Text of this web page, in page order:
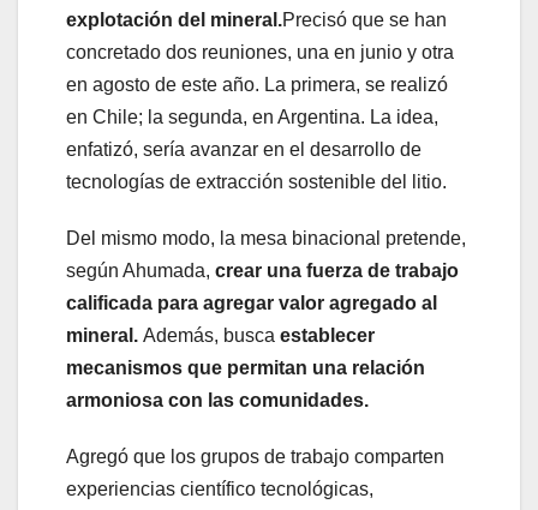
explotación del mineral.Precisó que se han
concretado dos reuniones, una en junio y otra
en agosto de este año. La primera, se realizó
en Chile; la segunda, en Argentina. La idea,
enfatizó, sería avanzar en el desarrollo de
tecnologías de extracción sostenible del litio.
Del mismo modo, la mesa binacional pretende,
según Ahumada, crear una fuerza de trabajo
calificada para agregar valor agregado al
mineral . Además, busca establecer
mecanismos que permitan una relación
armoniosa con las comunidades.
Agregó que los grupos de trabajo comparten
experiencias científico tecnológicas,